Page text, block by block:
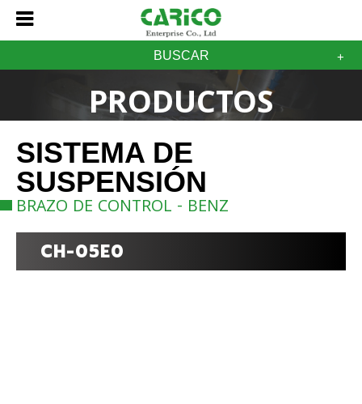
BUSCAR
PRODUCTOS
SISTEMA DE
SUSPENSIÓN
BRAZO DE CONTROL - BENZ
CH-05E0